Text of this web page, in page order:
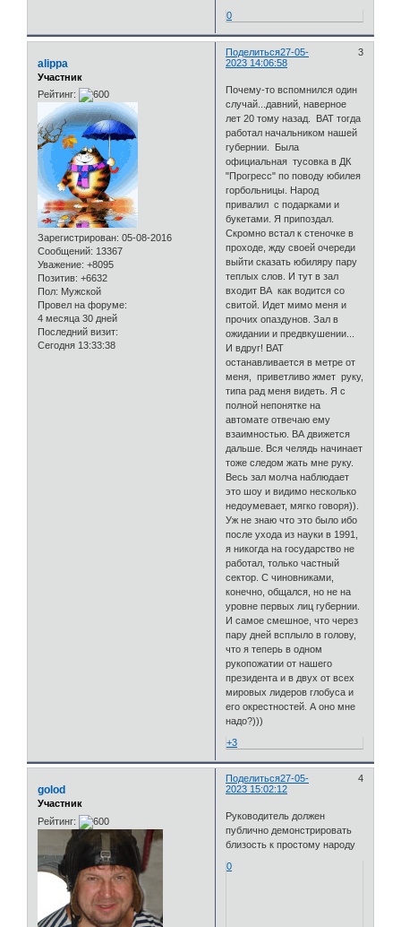
0
Поделиться 3
27-05-
2023 14:06:58
alippa
Участник
Рейтинг:
Зарегистрирован: 05-08-2016
Сообщений: 13367
Уважение: +8095
Позитив: +6632
Пол: Мужской
Провел на форуме:
4 месяца 30 дней
Последний визит:
Сегодня 13:33:38
Почему-то вспомнился один
случай...давний, наверное
лет 20 тому назад. ВАТ тогда
работал начальником нашей
губернии. Была
официальная тусовка в ДК
"Прогресс" по поводу юбилея
горбольницы. Народ
привалил с подарками и
букетами. Я припоздал.
Скромно встал к стеночке в
проходе, жду своей очереди
выйти сказать юбиляру пару
теплых слов. И тут в зал
входит ВА как водится со
свитой. Идет мимо меня и
прочих опаздунов. Зал в
ожидании и предвкушении...
И вдруг! ВАТ
останавливается в метре от
меня, приветливо жмет руку,
типа рад меня видеть. Я с
полной непонятке на
автомате отвечаю ему
взаимностью. ВА движется
дальше. Вся челядь начинает
тоже следом жать мне руку.
Весь зал молча наблюдает
это шоу и видимо несколько
недоумевает, мягко говоря)).
Уж не знаю что это было ибо
после ухода из науки в 1991,
я никогда на государство не
работал, только частный
сектор. С чиновниками,
конечно, общался, но не на
уровне первых лиц губернии.
И самое смешное, что через
пару дней всплыло в голову,
что я теперь в одном
рукопожатии от нашего
президента и в двух от всех
мировых лидеров глобуса и
его окрестностей. А оно мне
надо?)))
+3
Поделиться 4
27-05-
2023 15:02:12
golod
Участник
Рейтинг:
Руководитель должен
публично демонстрировать
близость к простому народу
0